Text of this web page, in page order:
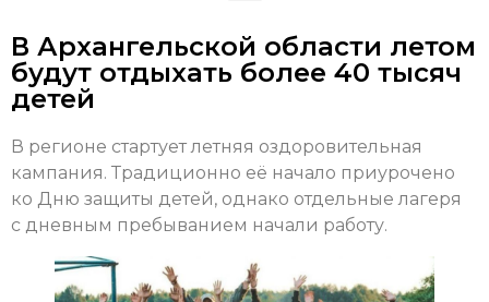
В Архангельской области летом
будут отдыхать более 40 тысяч
детей
В регионе стартует летняя оздоровительная
кампания. Традиционно её начало приурочено
ко Дню защиты детей, однако отдельные лагеря
с дневным пребыванием начали работу.